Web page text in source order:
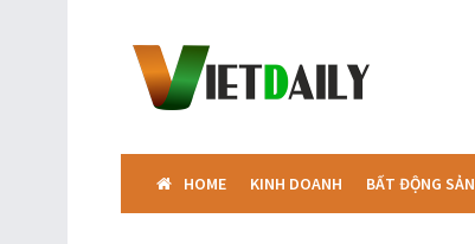
HOME KINH DOANH BẤT ĐỘNG SẢN